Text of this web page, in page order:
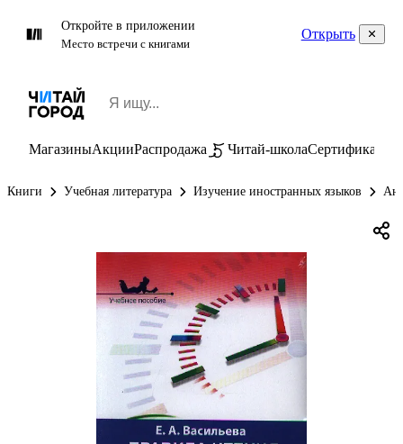
Откройте в приложении
Место встречи с книгами
Открыть
МагазиныАкцииРаспродажа Читай-школаСертификаты
Книги Учебная литература Изучение иностранных языков